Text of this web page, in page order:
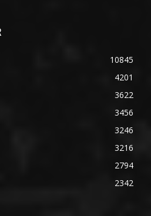
10845
4201
3622
3456
3246
3216
2794
2342